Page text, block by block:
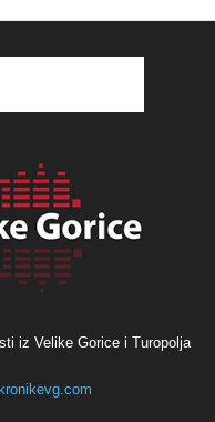
iz Velike Gorice i Turopolja